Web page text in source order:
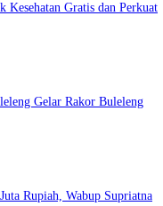
Gratis dan Perkuat
Gelar Rakor Buleleng
Rupiah, Wabup Supriatna